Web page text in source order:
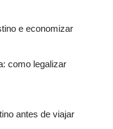
e economizar
como legalizar
antes de viajar